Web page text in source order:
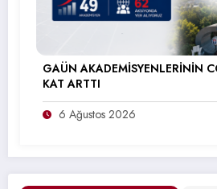
GAÜN AKADEMİSYENLERİNİN
KAT ARTTI
6 Ağustos 2026